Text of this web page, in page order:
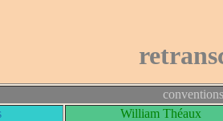
William Théaux